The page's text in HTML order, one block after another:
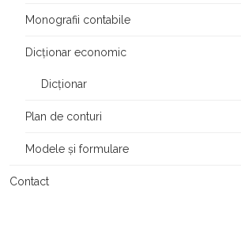
Monografii contabile
Dicționar economic
Dicționar
Plan de conturi
Modele și formulare
Contact